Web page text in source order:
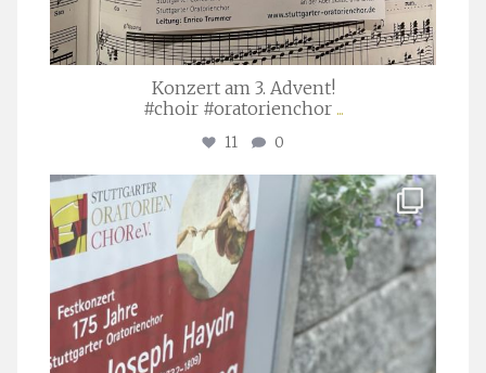
Konzert am 3. Advent!
#choir #oratorienchor ...
11 0
stuttgarter_oratorienchor
Juli 23